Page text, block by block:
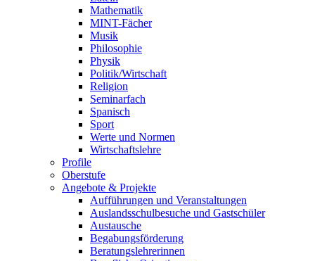
Mathematik
MINT-Fächer
Musik
Philosophie
Physik
Politik/Wirtschaft
Religion
Seminarfach
Spanisch
Sport
Werte und Normen
Wirtschaftslehre
Profile
Oberstufe
Angebote & Projekte
Aufführungen und Veranstaltungen
Auslandsschulbesuche und Gastschüler
Austausche
Begabungsförderung
Beratungslehrerinnen